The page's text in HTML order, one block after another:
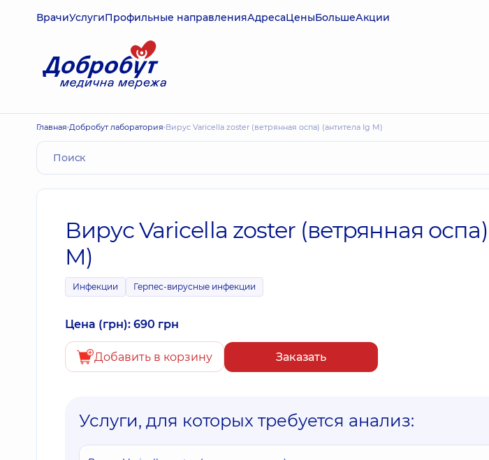
ВрачиУслугиПрофильные направленияАдресаЦеныБольшеАкции
Главная Добробут лаборатория Вирус Varicella zoster (ветрянная оспа) (антитела Ig M)
Вирус Varicella zoster (ветрянная
M)
Инфекции Герпес-вирусные инфекции
Цена (грн): 690 грн
Добавить в корзину Заказать
Услуги, для которых требуется анализ: